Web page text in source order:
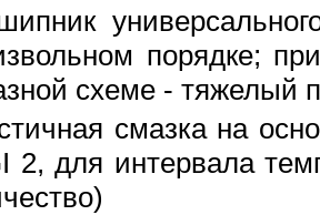
порядке;
схеме - тяжелый
смазка на
2, для интервала